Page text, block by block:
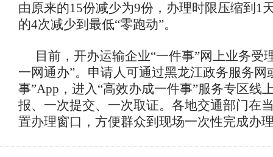
由原来的15份减少为9份，办理时限压缩到1
的4次减少到最低“零跑动”。
目前，开办运输企业“一件事”网上业务受
一网通办”。申请人可通过黑龙江政务服务网
事”App，进入“高效办成一件事”服务专区线
报、一次提交、一次取证。各地交通部门在
置办理窗口，方便群众到现场一次性完成办